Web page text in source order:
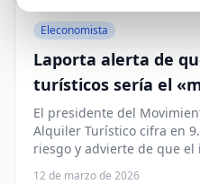
Eleconomista
Laporta alerta de
turísticos sería el
historia de
El presidente del
Alquiler Turístico cifra en
riesgo y advierte de que
200.000 personas en toda
12 de marzo de 2026